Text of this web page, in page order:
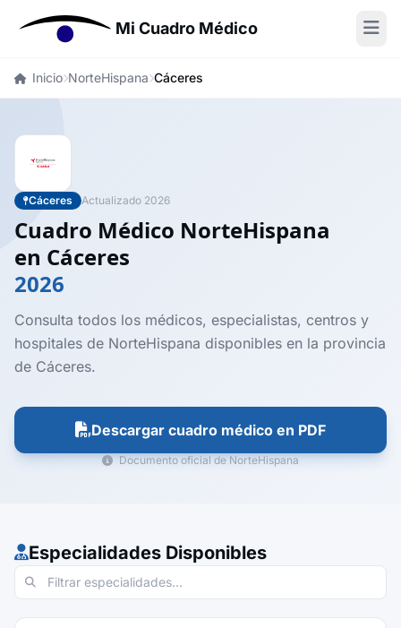
Mi Cuadro Médico
Inicio NorteHispana Cáceres
Cáceres Actualizado 2026
Cuadro Médico NorteHispana
en Cáceres
2026
Consulta todos los médicos, especialistas, centros y
hospitales de NorteHispana disponibles en la provincia
de Cáceres.
Descargar cuadro médico en PDF
Documento oficial de NorteHispana
Especialidades Disponibles